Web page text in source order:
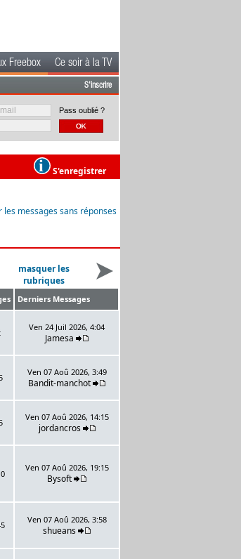
Freebox Ce soir à la TV
S'inscrire
Pass oublié ?
S'enregistrer
les messages sans réponses
masquer les
rubriques
Derniers Messages
Ven 24 Juil 2026, 4:04
Jamesa
Ven 07 Aoû 2026, 3:49
Bandit-manchot
Ven 07 Aoû 2026, 14:15
jordancros
Ven 07 Aoû 2026, 19:15
Bysoft
Ven 07 Aoû 2026, 3:58
shueans